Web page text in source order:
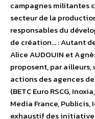
campagnes militantes
secteur de la
responsables du
de création… : Autant
Alice AUDOUIN et
proposent, par ailleurs,
actions des agences
(BETC Euro RSCG,
Media France, Publicis,
exhaustif des